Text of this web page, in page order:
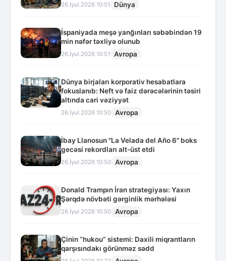
26.İyul.2026 10:51 Dünya
İspaniyada meşə yanğınları səbəbindən 19
min nəfər təxliyə olunub
26.İyul.2026 10:51 Avropa
Dünya birjaları korporativ hesabatlara
fokuslanıb: Neft və faiz dərəcələrinin təsiri
altında cari vəziyyət
26.İyul.2026 10:50 Avropa
İbay Llanosun "La Velada del Año 6" boks
gecəsi rekordları alt-üst etdi
26.İyul.2026 10:50 Avropa
Donald Trampın İran strategiyası: Yaxın
Şərqdə növbəti gərginlik mərhələsi
26.İyul.2026 10:50 Avropa
Çinin “hukou” sistemi: Daxili miqrantların
qarşısındakı görünməz sədd